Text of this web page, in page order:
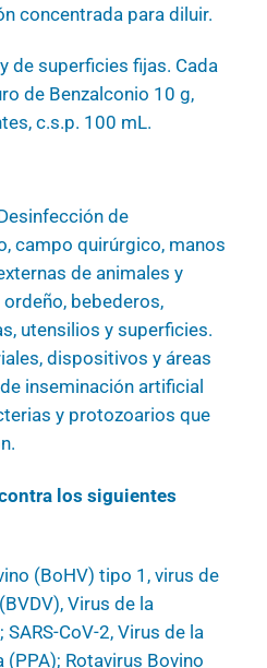
concentrada para diluir.
de superficies fijas. Cada
de Benzalconio 10 g,
c.s.p. 100 mL.
de
campo quirúrgico, manos
de animales y
bebederos,
utensilios y superficies.
dispositivos y áreas
inseminación artificial
y protozoarios que
los siguientes
(BoHV) tipo 1, virus de
Virus de la
CoV-2, Virus de la
Rotavirus Bovino